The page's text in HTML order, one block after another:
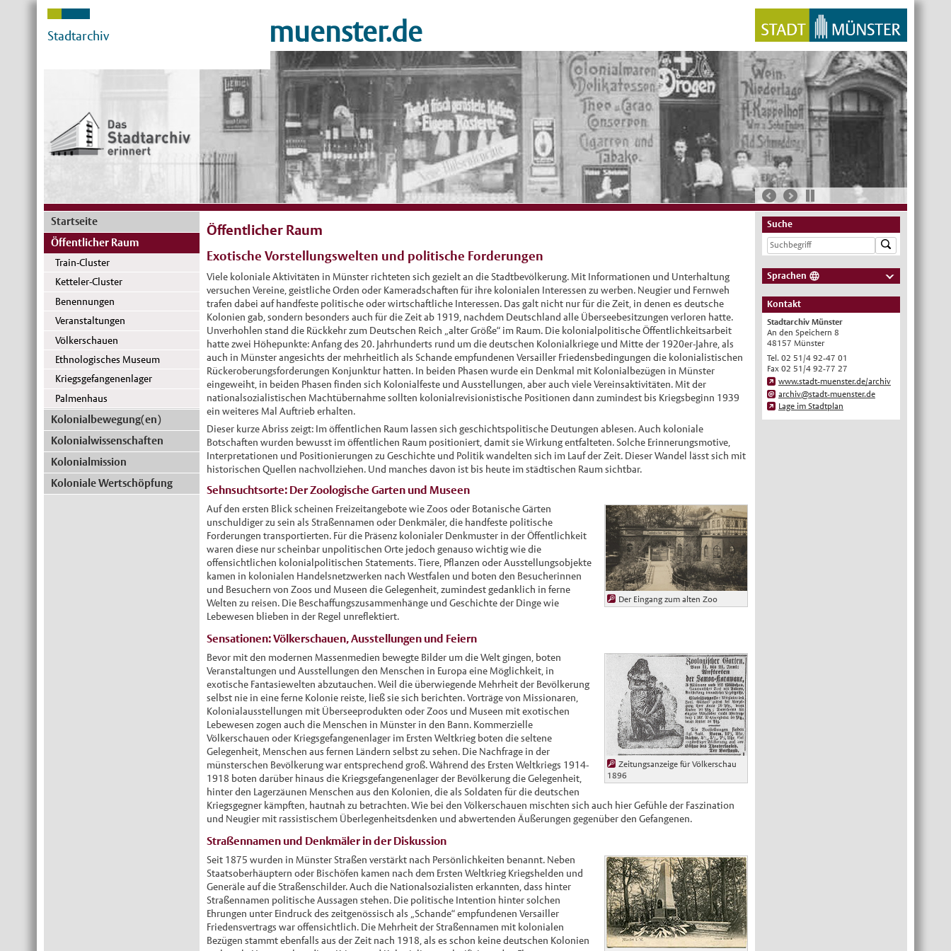
Stadtarchiv muenster.de
Startseite
Öffentlicher Raum
Train-Cluster
Ketteler-Cluster
Benennungen
Veranstaltungen
Völkerschauen
Ethnologisches Museum
Kriegsgefangenenlager
Palmenhaus
Kolonialbewegung(en)
Kolonialwissenschaften
Kolonialmission
Koloniale Wertschöpfung
Öffentlicher Raum
Exotische Vorstellungswelten und politische Forderungen
Viele koloniale Aktivitäten in Münster richteten sich gezielt an die Stadtbevölkerung. Mit Informationen und Unterhaltung
versuchen Vereine, geistliche Orden oder Kameradschaften für ihre kolonialen Interessen zu werben. Neugier und Fernweh
trafen dabei auf handfeste politische oder wirtschaftliche Interessen. Das galt nicht nur für die Zeit, in denen es deutsche
Kolonien gab, sondern besonders auch für die Zeit ab 1919, nachdem Deutschland alle Überseebesitzungen verloren hatte.
Unverhohlen stand die Rückkehr zum Deutschen Reich „alter Größe“ im Raum. Die kolonialpolitische Öffentlichkeitsarbeit
hatte zwei Höhepunkte: Anfang des 20. Jahrhunderts rund um die deutschen Kolonialkriege und Mitte der 1920er-Jahre, als
auch in Münster angesichts der mehrheitlich als Schande empfundenen Versailler Friedensbedingungen die kolonialistischen
Rückeroberungsforderungen Konjunktur hatten. In beiden Phasen wurde ein Denkmal mit Kolonialbezügen in Münster
eingeweiht, in beiden Phasen finden sich Kolonialfeste und Ausstellungen, aber auch viele Vereinsaktivitäten. Mit der
nationalsozialistischen Machtübernahme sollten kolonialrevisionistische Positionen dann zumindest bis Kriegsbeginn 1939
ein weiteres Mal Auftrieb erhalten.
Dieser kurze Abriss zeigt: Im öffentlichen Raum lassen sich geschichtspolitische Deutungen ablesen. Auch koloniale
Botschaften wurden bewusst im öffentlichen Raum positioniert, damit sie Wirkung entfalteten. Solche Erinnerungsmotive,
Interpretationen und Positionierungen zu Geschichte und Politik wandelten sich im Lauf der Zeit. Dieser Wandel lässt sich mit
historischen Quellen nachvollziehen. Und manches davon ist bis heute im städtischen Raum sichtbar.
Sehnsuchtsorte: Der Zoologische Garten und Museen
Der Eingang zum alten Zoo
Auf den ersten Blick scheinen Freizeitangebote wie Zoos oder Botanische Gärten
unschuldiger zu sein als Straßennamen oder Denkmäler, die handfeste politische
Forderungen transportierten. Für die Präsenz kolonialer Denkmuster in der Öffentlichkeit
waren diese nur scheinbar unpolitischen Orte jedoch genauso wichtig wie die
offensichtlichen kolonialpolitischen Statements. Tiere, Pflanzen oder Ausstellungsobjekte
kamen in kolonialen Handelsnetzwerken nach Westfalen und boten den Besucherinnen
und Besuchern von Zoos und Museen die Gelegenheit, zumindest gedanklich in ferne
Welten zu reisen. Die Beschaffungszusammenhänge und Geschichte der Dinge wie
Lebewesen blieben in der Regel unreflektiert.
Sensationen: Völkerschauen, Ausstellungen und Feiern
Zeitungsanzeige für Völkerschau
1896
Bevor mit den modernen Massenmedien bewegte Bilder um die Welt gingen, boten
Veranstaltungen und Ausstellungen den Menschen in Europa eine Möglichkeit, in
exotische Fantasiewelten abzutauchen. Weil die überwiegende Mehrheit der Bevölkerung
selbst nie in eine ferne Kolonie reiste, ließ sie sich berichten. Vorträge von Missionaren,
Kolonialausstellungen mit Überseeprodukten oder Zoos und Museen mit exotischen
Lebewesen zogen auch die Menschen in Münster in den Bann. Kommerzielle
Völkerschauen oder Kriegsgefangenenlager im Ersten Weltkrieg boten die seltene
Gelegenheit, Menschen aus fernen Ländern selbst zu sehen. Die Nachfrage in der
münsterschen Bevölkerung war entsprechend groß. Während des Ersten Weltkriegs 1914-
1918 boten darüber hinaus die Kriegsgefangenenlager der Bevölkerung die Gelegenheit,
hinter den Lagerzäunen Menschen aus den Kolonien, die als Soldaten für die deutschen
Kriegsgegner kämpften, hautnah zu betrachten. Wie bei den Völkerschauen mischten sich auch hier Gefühle der Faszination
und Neugier mit rassistischem Überlegenheitsdenken und abwertenden Äußerungen gegenüber den Gefangenen.
Straßennamen und Denkmäler in der Diskussion
Seit 1875 wurden in Münster Straßen verstärkt nach Persönlichkeiten benannt. Neben
Staatsoberhäuptern oder Bischöfen kamen nach dem Ersten Weltkrieg Kriegshelden und
Generäle auf die Straßenschilder. Auch die Nationalsozialisten erkannten, dass hinter
Straßennamen politische Aussagen stehen. Die politische Intention hinter solchen
Ehrungen unter Eindruck des zeitgenössisch als „Schande“ empfundenen Versailler
Friedensvertrags war offensichtlich. Die Mehrheit der Straßennamen mit kolonialen
Bezügen stammt ebenfalls aus der Zeit nach 1918, als es schon keine deutschen Kolonien
Suche
Sprachen
Deutsch
Nederlands
English
Українська
Türkçe
اللغة العربية
Français
Kontakt
Stadtarchiv Münster
An den Speichern 8
48157 Münster
Tel. 02 51/4 92-47 01
Fax 02 51/4 92-77 27
www.stadt-muenster.de/archiv
archiv@stadt-muenster.de
Lage im Stadtplan